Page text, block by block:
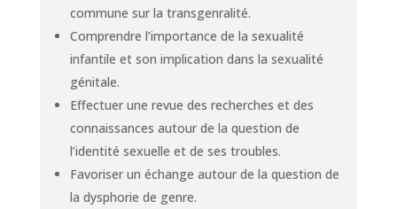
commune sur la transgenralité.
Comprendre l’importance de la sexualité
infantile et son implication dans la sexualité
génitale.
Effectuer une revue des recherches et des
connaissances autour de la question de
l’identité sexuelle et de ses troubles.
Favoriser un échange autour de la question de
la dysphorie de genre.